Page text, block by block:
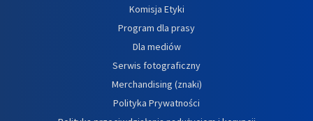
Komisja Etyki
Program dla prasy
Dla mediów
Serwis fotograficzny
Merchandising (znaki)
Polityka Prywatności